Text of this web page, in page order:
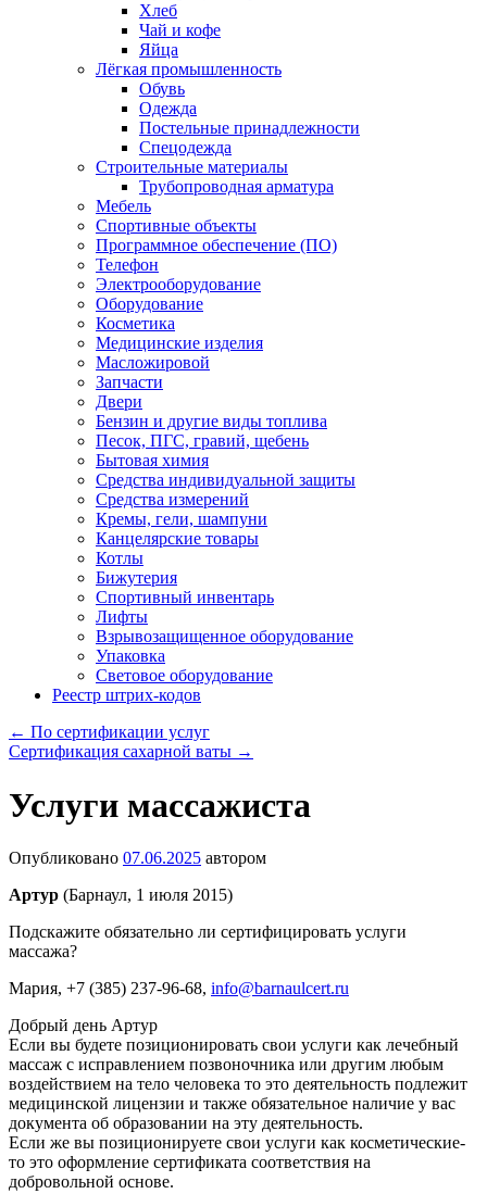
Хлеб
Чай и кофе
Яйца
Лёгкая промышленность
Обувь
Одежда
Постельные принадлежности
Спецодежда
Строительные материалы
Трубопроводная арматура
Мебель
Спортивные объекты
Программное обеспечение (ПО)
Телефон
Электрооборудование
Оборудование
Косметика
Медицинские изделия
Масложировой
Запчасти
Двери
Бензин и другие виды топлива
Песок, ПГС, гравий, щебень
Бытовая химия
Средства индивидуальной защиты
Средства измерений
Кремы, гели, шампуни
Канцелярские товары
Котлы
Бижутерия
Спортивный инвентарь
Лифты
Взрывозащищенное оборудование
Упаковка
Световое оборудование
Реестр штрих-кодов
← По сертификации услуг
Сертификация сахарной ваты →
Услуги массажиста
Опубликовано 07.06.2025 автором
Артур (Барнаул, 1 июля 2015)
Подскажите обязательно ли сертифицировать услуги
массажа?
Мария, +7 (385) 237-96-68, info@barnaulcert.ru
Добрый день Артур
Если вы будете позиционировать свои услуги как лечебный
массаж с исправлением позвоночника или другим любым
воздействием на тело человека то это деятельность подлежит
медицинской лицензии и также обязательное наличие у вас
документа об образовании на эту деятельность.
Если же вы позиционируете свои услуги как косметические-
то это оформление сертификата соответствия на
добровольной основе.